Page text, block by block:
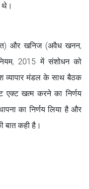
थे।
और खनिज (अवैध खनन,
2015 में संशोधन को
व्यापार मंडल के साथ बैठक
एक्ट खत्म करने का निर्णय
का निर्णय लिया है और
बात कही है।